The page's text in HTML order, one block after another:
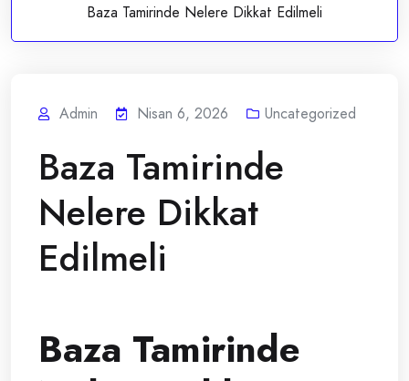
Baza Tamirinde Nelere Dikkat Edilmeli
Admin Nisan 6, 2026 Uncategorized
Baza Tamirinde
Nelere Dikkat
Edilmeli
Baza Tamirinde